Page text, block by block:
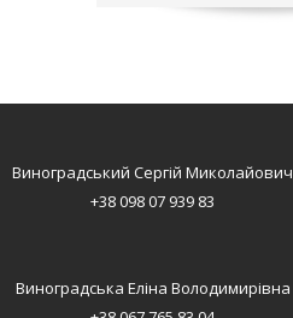
Виноградський Сергій Миколайович
+38 098 07 939 83
Виноградська Еліна Володимирівна